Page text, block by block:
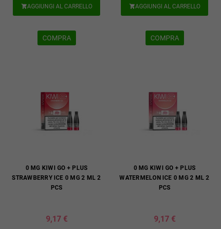
AGGIUNGI AL CARRELLO
COMPRA
AGGIUNGI AL CARRELLO
COMPRA
0 MG KIWI GO + PLUS
STRAWBERRY ICE 0 MG 2 ML 2
PCS
9,17 €
0 MG KIWI GO + PLUS
WATERMELON ICE 0 MG 2 ML 2
PCS
9,17 €